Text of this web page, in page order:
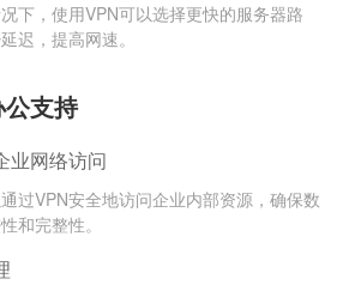
下，使用VPN可以选择更快的服务器路
迟，提高网速。
支持
业网络访问
过VPN安全地访问企业内部资源，确保数
和完整性。